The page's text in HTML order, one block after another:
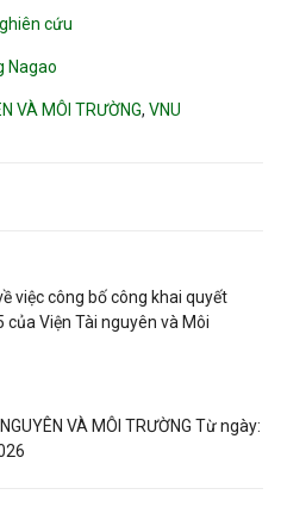
cứu
Nagao
VÀ MÔI TRƯỜNG, VNU
việc công bố công khai quyết
Viện Tài nguyên và Môi
VÀ MÔI TRƯỜNG Từ ngày: